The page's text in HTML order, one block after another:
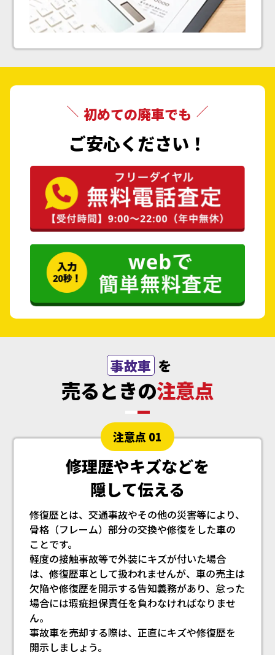
初めての廃車でも
ご安心ください！
事故車 を
売るときの注意点
注意点 01
修理歴やキズなどを
隠して伝える
修復歴とは、交通事故やその他の災害等により、
骨格（フレーム）部分の交換や修復をした車の
ことです。
軽度の接触事故等で外装にキズが付いた場合
は、修復歴車として扱われませんが、車の売主は
欠陥や修復歴を開示する告知義務があり、怠った
場合には瑕疵担保責任を負わなければなりませ
ん。
事故車を売却する際は、正直にキズや修復歴を
開示しましょう。